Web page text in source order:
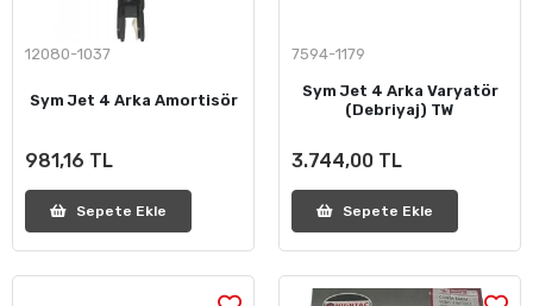
12080-1037
Sym Jet 4 Arka Amortisör
981,16 TL
Sepete Ekle
7594-1179
Sym Jet 4 Arka Varyatör
(Debriyaj) TW
3.744,00 TL
Sepete Ekle